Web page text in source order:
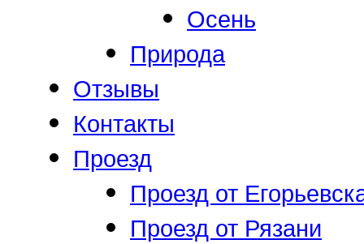
Осень
Природа
Отзывы
Контакты
Проезд
Проезд от
Проезд от Рязани